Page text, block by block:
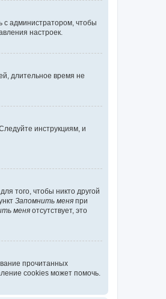
с администратором, чтобы
настроек.
длительное время не
инструкциям, и
того, чтобы никто другой
Запомнить меня при
меня отсутствует, это
прочитанных
cookies может помочь.